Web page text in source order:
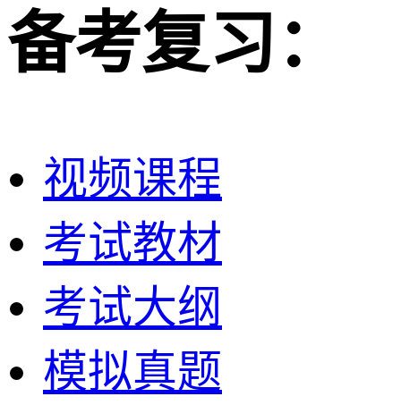
备考复习：
视频课程
考试教材
考试大纲
模拟真题